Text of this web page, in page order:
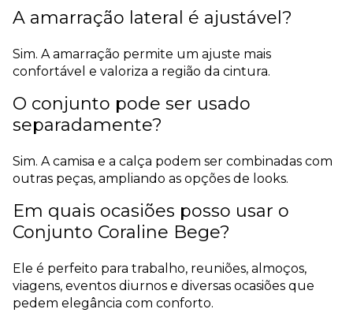
A amarração lateral é ajustável?
Sim. A amarração permite um ajuste mais
confortável e valoriza a região da cintura.
O conjunto pode ser usado
separadamente?
Sim. A camisa e a calça podem ser combinadas com
outras peças, ampliando as opções de looks.
Em quais ocasiões posso usar o
Conjunto Coraline Bege?
Ele é perfeito para trabalho, reuniões, almoços,
viagens, eventos diurnos e diversas ocasiões que
pedem elegância com conforto.